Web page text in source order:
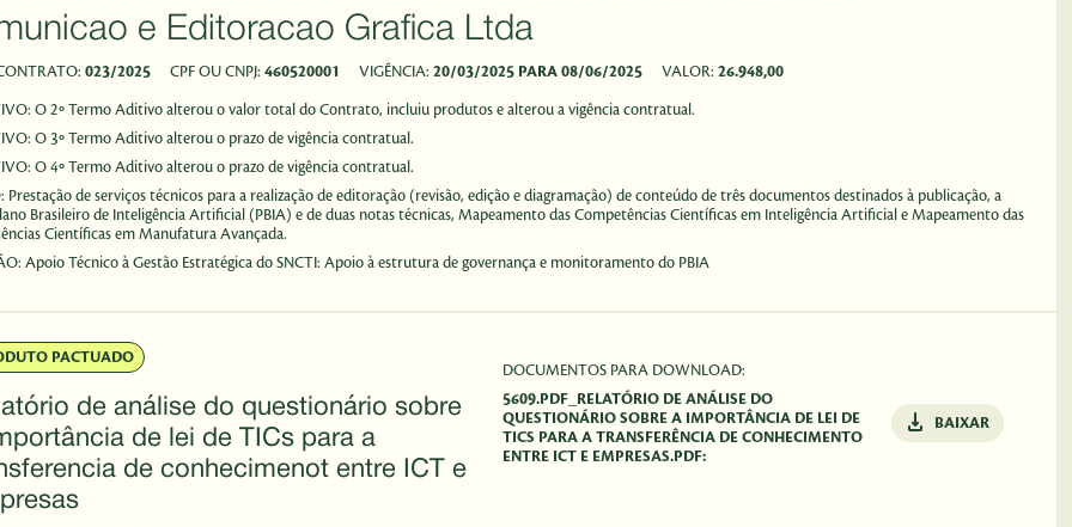
e Editoracao Grafica Ltda
023/2025 CPF OU CNPJ:460520001 VIGÊNCIA:20/03/2025 PARA 08/06/2025 VALOR:26.948,00
O 2º Termo Aditivo alterou o valor total do Contrato, incluiu produtos e alterou a vigência contratual.
O 3º Termo Aditivo alterou o prazo de vigência contratual.
O 4º Termo Aditivo alterou o prazo de vigência contratual.
Prestação de serviços técnicos para a realização de editoração (revisão, edição e diagramação) de conteúdo de três documentos destinados à publicação, a
Brasileiro de Inteligência Artificial (PBIA) e de duas notas técnicas, Mapeamento das Competências Científicas em Inteligência Artificial e Mapeamento das
Científicas em Manufatura Avançada.
Apoio Técnico à Gestão Estratégica do SNCTI: Apoio à estrutura de governança e monitoramento do PBIA
PACTUADO
de análise do questionário sobre
de lei de TICs para a
de conhecimenot entre ICT e
DOCUMENTOS PARA DOWNLOAD:
5609.PDF_RELATÓRIO DE ANÁLISE DO
QUESTIONÁRIO SOBRE A IMPORTÂNCIA DE LEI DE
TICS PARA A TRANSFERÊNCIA DE CONHECIMENTO
ENTRE ICT E EMPRESAS.PDF:
BAIXAR